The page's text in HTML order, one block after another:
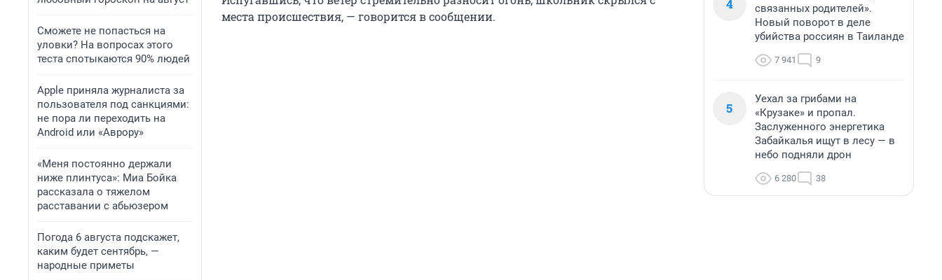
Сможете не попасться на
уловки? На вопросах этого
теста спотыкаются 90% людей
Apple приняла журналиста за
пользователя под санкциями:
не пора ли переходить на
Android или «Аврору»
«Меня постоянно держали
ниже плинтуса»: Миа Бойка
рассказала о тяжелом
расставании с абьюзером
Погода 6 августа подскажет,
каким будет сентябрь, —
народные приметы
места происшествия, — говорится в сообщении.
4
связанных родителей».
Новый поворот в деле
убийства россиян в Таиланде
7 941 9
5
Уехал за грибами на
«Крузаке» и пропал.
Заслуженного энергетика
Забайкалья ищут в лесу — в
небо подняли дрон
6 280 38